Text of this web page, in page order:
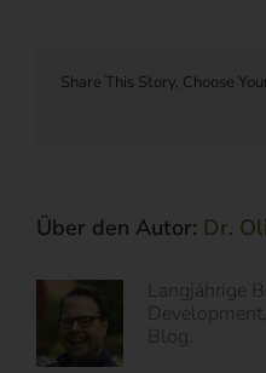
Share This Story, Choose
Über den Autor: Dr.
Langjährige
Blog.